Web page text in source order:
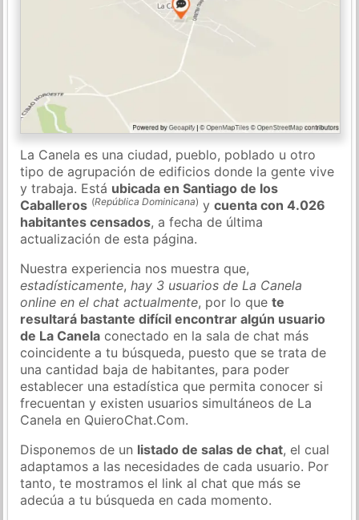
La Canela es una ciudad, pueblo, poblado u otro
tipo de agrupación de edificios donde la gente vive
y trabaja. Está ubicada en Santiago de los
Caballeros (República Dominicana) ycuenta con 4.026
habitantes censados, a fecha de última
actualización de esta página.
Nuestra experiencia nos muestra que,
estadísticamente,hay 3 usuarios de La Canela
online en el chat actualmente, por lo quete
resultará bastante difícil encontrar algún usuario
de La Canela conectado en la sala de chat más
coincidente a tu búsqueda, puesto que se trata de
una cantidad baja de habitantes, para poder
establecer una estadística que permita conocer si
frecuentan y existen usuarios simultáneos de La
Canela en QuieroChat.Com.
Disponemos de un listado de salas de chat, el cual
adaptamos a las necesidades de cada usuario. Por
tanto, te mostramos el link al chat que más se
adecúa a tu búsqueda en cada momento.